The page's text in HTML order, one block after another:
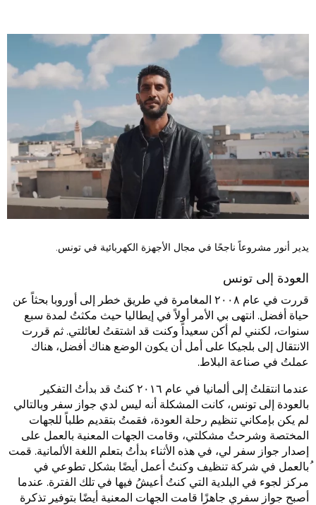
يدير أنور مشروعاً ناجحًا في مجال الأجهزة الكهربائية في تونس.
العودة إلى تونس
قررت في عام ٢٠٠٨ المغامرة في طريق خطر إلى أوروبا بحثاً عن
حياة أفضل. انتهى بي الأمر أولاً في إيطاليا حيث مكثتُ لمدة سبع
سنوات، لكنني لم أكن سعيداً وكنت قد اشتقتُ لعائلتي. ثم قررت
الانتقال إلى بلجيكا على أمل أن يكون الوضع هناك أفضل، هناك
عملتُ في صناعة البلاط.
عندما انتقلتُ إلى ألمانيا في عام ٢٠١٦ كنتُ قد بدأتُ التفكير
بالعودة إلى تونس، كانت المشكلة أنه ليس لدي جواز سفر وبالتالي
لم يكن بإمكاني تنظيم رحلة العودة، فقمتُ بتقديم طلباً للجهات
المختصة وشرحتُ مشكلتي، وقامت الجهات المعنية بالعمل على
إصدار جواز سفر لي، في هذه الأثناء بدأتُ بتعلم اللغة الألمانية. قمت
ُبالعمل في شركة تنظيف وكنتُ أعمل أيضًا بشكل تطوعي في
مركز لجوء في البلدية التي كنتُ أعيشُ فيها في تلك الفترة. عندما
أصبح جواز سفري جاهزًا قامت الجهات المعنية أيضًا بتوفير تذكرة